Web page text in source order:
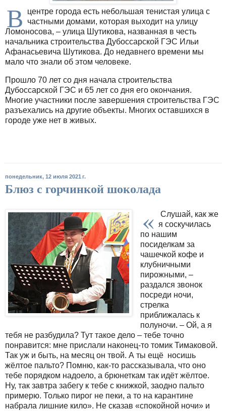
В
центре города есть небольшая тенистая улица с
частными домами, которая выходит на улицу
Ломоносова, – улица Шутикова, названная в честь
начальника строительства Дубоссарской ГЭС Ильи
Афанасьевича Шутикова. До недавнего времени мы
мало что знали об этом человеке.
Прошло 70 лет со дня начала строительства
Дубоссарской ГЭС и 65 лет со дня его окончания.
Многие участники после завершения строительства ГЭС
разъехались на другие объекты. Многих оставшихся в
городе уже нет в живых.
понедельник, 12 июля 2021 г.
Блюз с горчинкой шоколада
«
Слушай, как же
я соскучилась
по нашим
посиделкам за
чашечкой кофе и
клубничными
пирожными, –
раздался звонок
посреди ночи,
стрелка
приближалась к
полуночи. – Ой, а я
тебя не разбудила? Тут такое дело – тебе точно
понравится: мне прислали наконец-то томик Тимаковой.
Так уж и быть, на месяц он твой. А ты ещё носишь
жёлтое пальто? Помню, как-то рассказывала, что оно
тебе порядком надоело, а брюнеткам так идёт жёлтое.
Ну, так завтра забегу к тебе с книжкой, заодно пальто
примерю. Только пирог не пеки, а то на карантине
набрала лишние кило». Не сказав «спокойной ночи» и